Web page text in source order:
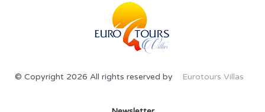
© Copyright 2026 All rights reserved by Eurotours Villas